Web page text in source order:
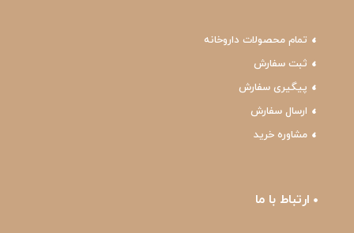
تمام محصولات داروخانه
ثبت سفارش
پیگیری سفارش
ارسال سفارش
مشاوره خرید
ارتباط با ما